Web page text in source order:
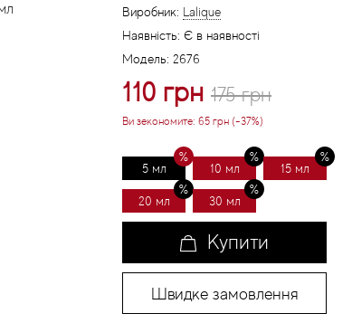
Виробник: Lalique
Наявність: Є в наявності
Модель: 2676
110 грн 175 грн
Ви зекономите: 65 грн (-37%)
5 мл 10 мл 15 мл
20 мл 30 мл
Купити
Швидке замовлення